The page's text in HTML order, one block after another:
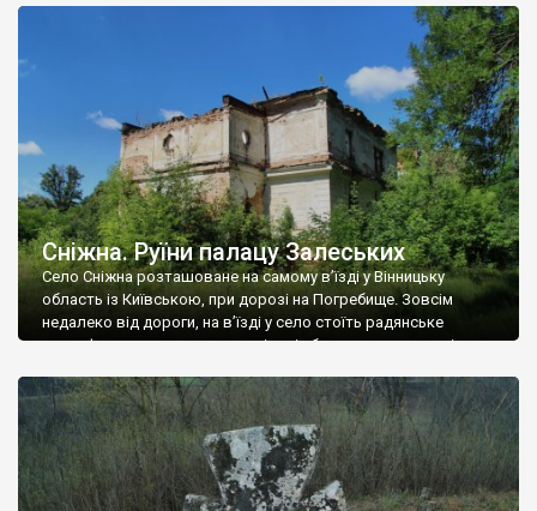
Наддністрянське відрізняється від більшості навколишніх
сіл. У селі є мурована Михайлівська церква. Точної дати […]
Сніжна. Руїни палацу Залеських
Село Сніжна розташоване на самому в’їзді у Вінницьку
область із Київською, при дорозі на Погребище. Зовсім
недалеко від дороги, на в’їзді у село стоїть радянське
рельєфне пано, яке показує жінку і яблуню, а трохи далі, десь
не видно, але видно дві стареньких колії у траві – […]